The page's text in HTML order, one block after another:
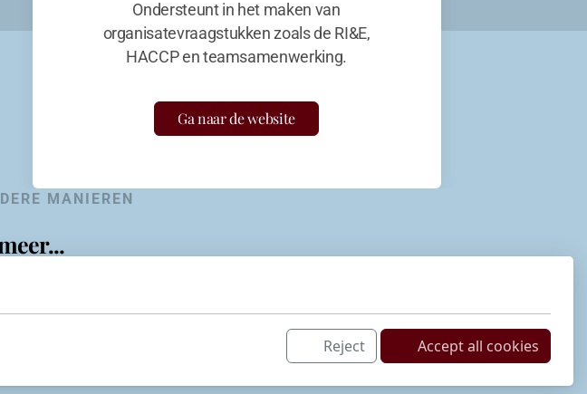
Ondersteunt in het maken van
organisatevraagstukken zoals de RI&E,
HACCP en teamsamenwerking.
Ga naar de website
MANIEREN
Reject Accept all cookies